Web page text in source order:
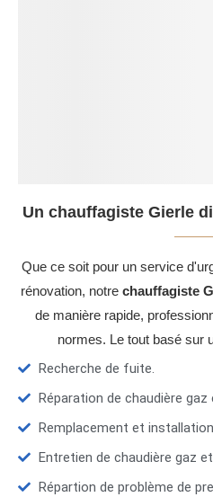
Un chauffagiste Gierle
Que ce soit pour un service
rénovation, notre chauffagiste
de manière rapide,
normes. Le tout basé sur
Recherche de fuite.
Réparation de chaudière
Remplacement et
Entretien de chaudière gaz
Répartion de problème de